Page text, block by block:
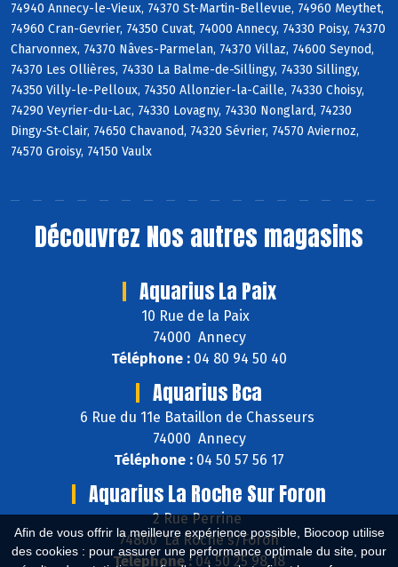
Afin de vous offrir la meilleure expérience possible, Biocoop utilise
des cookies : pour assurer une performance optimale du site, pour
74940 Annecy-le-Vieux, 74370 St-Martin-Bellevue, 74960 Meythet,
74960 Cran-Gevrier, 74350 Cuvat, 74000 Annecy, 74330 Poisy, 74370
Charvonnex, 74370 Nâves-Parmelan, 74370 Villaz, 74600 Seynod,
74370 Les Ollières, 74330 La Balme-de-Sillingy, 74330 Sillingy,
74350 Villy-le-Pelloux, 74350 Allonzier-la-Caille, 74330 Choisy,
74290 Veyrier-du-Lac, 74330 Lovagny, 74330 Nonglard, 74230
Dingy-St-Clair, 74650 Chavanod, 74320 Sévrier, 74570 Aviernoz,
74570 Groisy, 74150 Vaulx
Découvrez Nos autres magasins
Aquarius La Paix
10 Rue de la Paix
74000 Annecy
Téléphone : 04 80 94 50 40
Aquarius Bca
6 Rue du 11e Bataillon de Chasseurs
74000 Annecy
Téléphone : 04 50 57 56 17
Aquarius La Roche Sur Foron
2 Rue Perrine
74800 La Roche s/Foron
Téléphone : 04 50 25 98 18